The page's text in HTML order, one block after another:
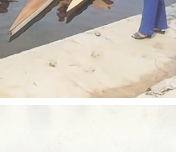
1982-1984 РОКІВ
Leave a comment